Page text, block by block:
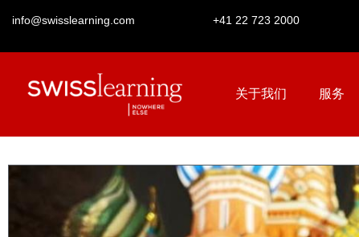
info@swisslearning.com +41 22 723 2000
关于我们 服务